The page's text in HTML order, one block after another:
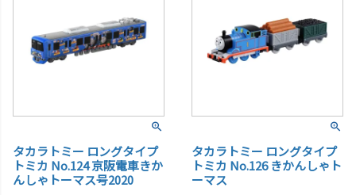
タカラトミー ロングタイプ
トミカ No.124 京阪電車きか
んしゃトーマス号2020
タカラトミー ロングタイプ
トミカ No.126 きかんしゃト
ーマス